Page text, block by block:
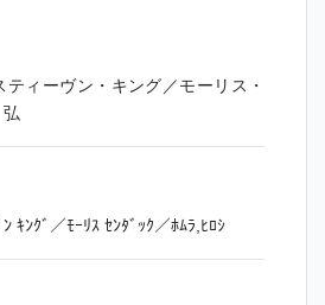
ティーヴン・キング／モーリス・
ｷﾝｸﾞ／ﾓｰﾘｽ ｾﾝﾀﾞｯｸ／ﾎﾑﾗ,ﾋﾛｼ